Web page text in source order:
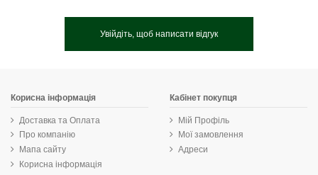
Увійдіть, щоб написати відгук
Корисна інформація
Доставка та Оплата
Про компанію
Мапа сайту
Корисна інформація
Кабінет покупця
Мій Профіль
Мої замовлення
Адреси